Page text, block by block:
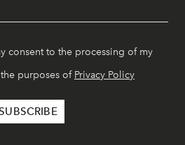
consent to the processing of my
purposes of Privacy Policy